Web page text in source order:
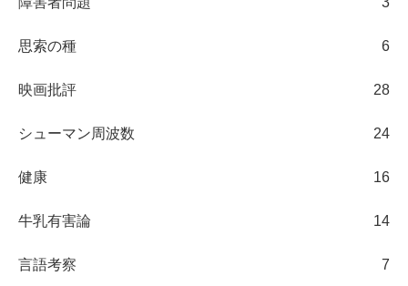
思索の種 6
映画批評 28
シューマン周波数 24
健康 16
牛乳有害論 14
言語考察 7